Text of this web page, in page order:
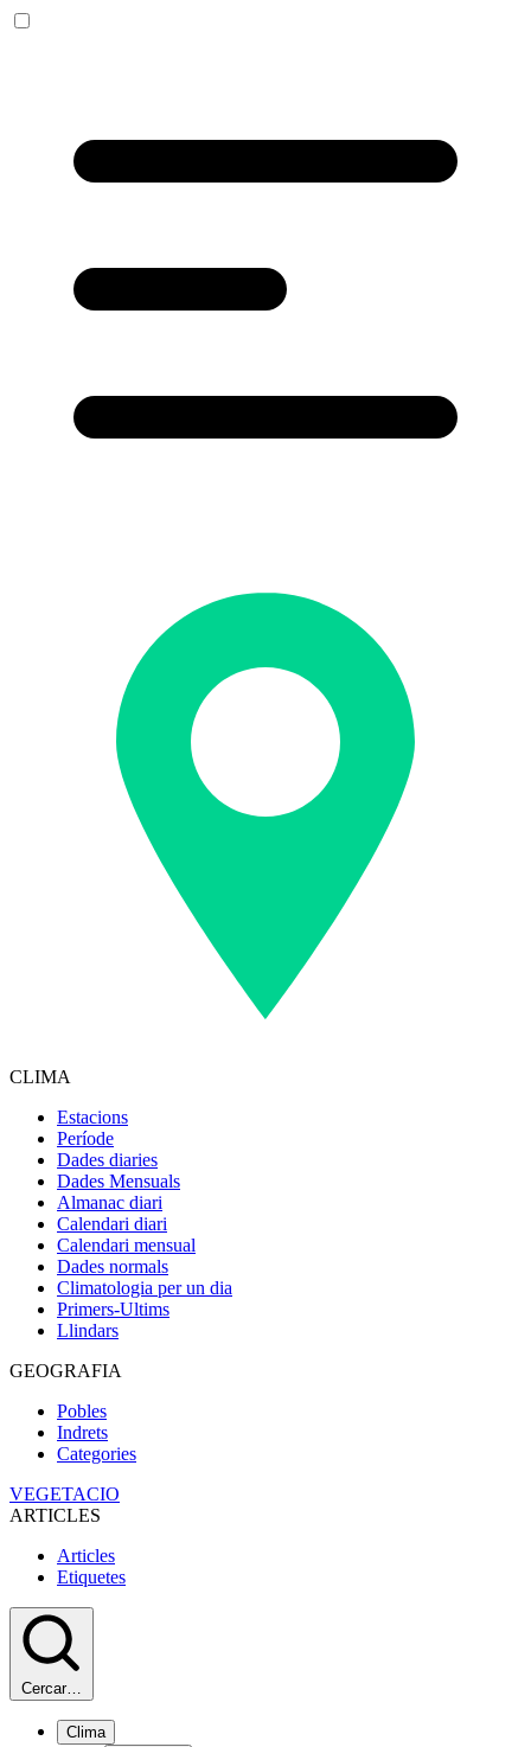
CLIMA
Estacions
Període
Dades diaries
Dades Mensuals
Almanac diari
Calendari diari
Calendari mensual
Dades normals
Climatologia per un dia
Primers-Ultims
Llindars
GEOGRAFIA
Pobles
Indrets
Categories
VEGETACIO
ARTICLES
Articles
Etiquetes
Cercar…
Clima